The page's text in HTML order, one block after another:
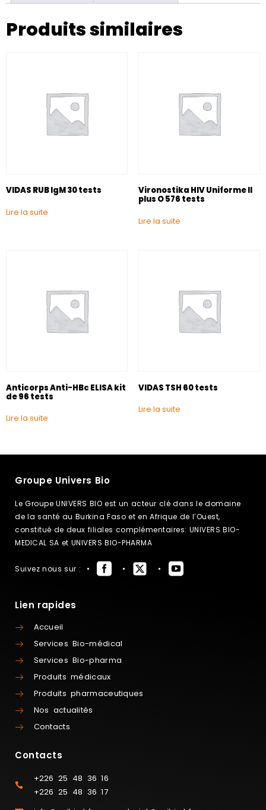
Produits similaires
VIDAS RUB IgM 30 tests
Lire la suite
Vironostika HIV Uniforme II
plus O 576 tests
Lire la suite
Anticorps Anti-HBc ELISA kit
de 96 tests
Lire la suite
VIDAS TSH 60 tests
Lire la suite
Groupe Univers Bio
Le Groupe UNIVERS BIO est un acteur clé dans le domaine
de la santé au Burkina Faso et en Afrique de l’Ouest,
constitué de deux filiales complémentaires: UNIVERS BIO-
MEDICAL SA et UNIVERS BIO-PHARMA
Suivez nous sur :
Lien rapides
Accueil
Services Bio-médical
Services Bio-pharma
Produits médicaux
Produits pharmaceutiques
Nos actualités
Contacts
Contacts
+226 25 48 36 16
+226 25 48 36 17